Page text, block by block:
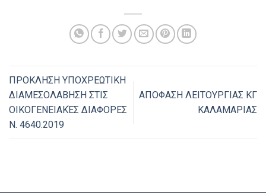
ΠΡΟΚΛΗΣΗ ΥΠΟΧΡΕΩΤΙΚΗ
ΔΙΑΜΕΣΟΛΑΒΗΣΗ ΣΤΙΣ
ΟΙΚΟΓΕΝΕΙΑΚΈΣ ΔΙΑΦΟΡΕΣ
Ν. 4640.2019
ΑΠΟΦΑΣΗ ΛΕΙΤΟΥΡΓΙΑΣ ΚΓ
ΚΑΛΑΜΑΡΙΑΣ